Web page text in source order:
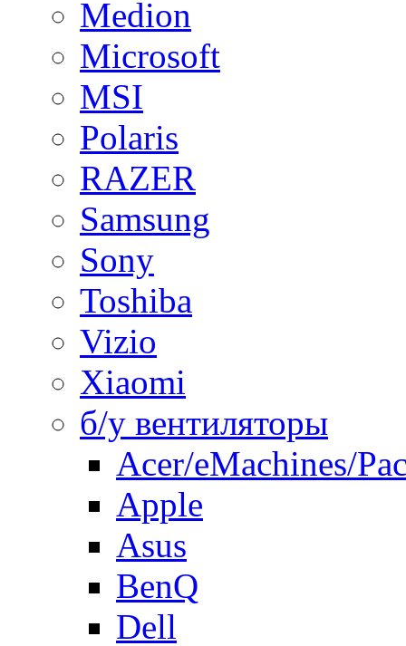
Medion
Microsoft
MSI
Polaris
RAZER
Samsung
Sony
Toshiba
Vizio
Xiaomi
б/у вентиляторы
Acer/eMachines/
Apple
Asus
BenQ
Dell